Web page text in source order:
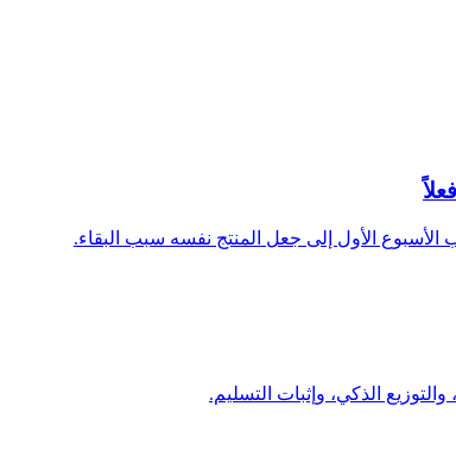
الذكي، وإثبات التسليم.